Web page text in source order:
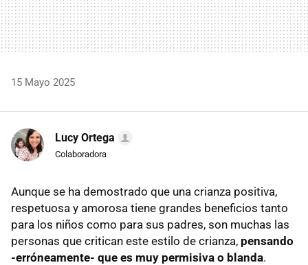
15 Mayo 2025
Lucy Ortega
Colaboradora
Aunque se ha demostrado que una crianza positiva,
respetuosa y amorosa tiene grandes beneficios tanto
para los niños como para sus padres, son muchas las
personas que critican este estilo de crianza, pensando
-erróneamente- que es muy permisiva o blanda.